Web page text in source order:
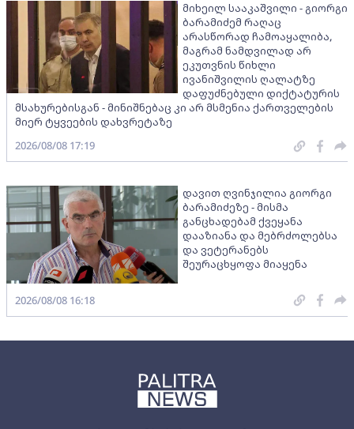
მიხეილ სააკაშვილი - გიორგი
ბარამიძემ რაღაც
არასწორად ჩამოაყალიბა,
მაგრამ ნამდვილად არ
ეკუთვნის წიხლი
ივანიშვილის ღალატზე
დაფუძნებული დიქტატურის
მსახურებისგან - მინიშნებაც კი არ მსმენია ქართველების
მიერ ტყვეების დახვრეტაზე
2026/08/08 17:19
დავით ღვინჯილია გიორგი
ბარამიძეზე - მისმა
განცხადებამ ქვეყანა
დააზიანა და მებრძოლებსა
და ვეტერანებს
შეურაცხყოფა მიაყენა
2026/08/08 16:18